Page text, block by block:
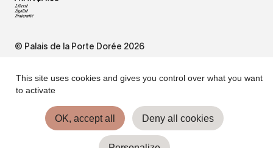
© Palais de la Porte Dorée 2026
Website Terms of Use
This site uses cookies and gives you control over what you want
to activate
OK, accept all Deny all cookies